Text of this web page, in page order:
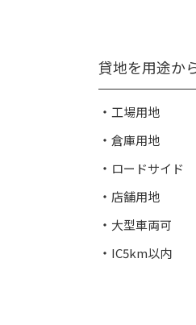
貸地を用途か
工場用地
倉庫用地
ロードサイド
店舗用地
大型車両可
IC5km以内